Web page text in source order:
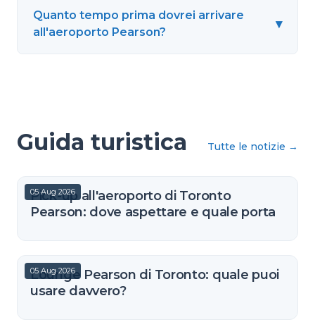
Quanto tempo prima dovrei arrivare
all'aeroporto Pearson?
▾
Guida turistica Tutte le notizie →
05 Aug 2026
Pick-up all'aeroporto di Toronto
Pearson: dove aspettare e quale porta
05 Aug 2026
Lounge Pearson di Toronto: quale puoi
usare davvero?